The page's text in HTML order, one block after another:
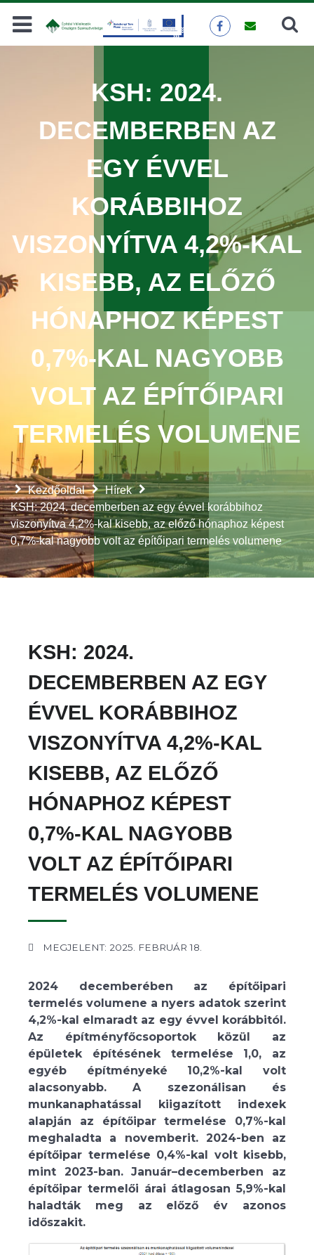
Keresés
Kezdőoldal
Hírek
KSH: 2024. decemberben az egy évvel korábbihoz
viszonyítva 4,2%-kal kisebb, az előző hónaphoz képest
0,7%-kal nagyobb volt az építőipari termelés volumene
KSH: 2024.
DECEMBERBEN AZ
EGY ÉVVEL
KORÁBBIHOZ
VISZONYÍTVA 4,2%-KAL
KISEBB, AZ ELŐZŐ
HÓNAPHOZ KÉPEST
0,7%-KAL NAGYOBB
VOLT AZ ÉPÍTŐIPARI
TERMELÉS VOLUMENE
KSH: 2024.
DECEMBERBEN AZ EGY
ÉVVEL KORÁBBIHOZ
VISZONYÍTVA 4,2%-KAL
KISEBB, AZ ELŐZŐ
HÓNAPHOZ KÉPEST
0,7%-KAL NAGYOBB
VOLT AZ ÉPÍTŐIPARI
TERMELÉS VOLUMENE
MEGJELENT: 2025. FEBRUÁR 18.
2024 decemberében az építőipari
termelés volumene a nyers adatok szerint
4,2%-kal elmaradt az egy évvel korábbitól.
Az építményfőcsoportok közül az
épületek építésének termelése 1,0, az
egyéb építményeké 10,2%-kal volt
alacsonyabb. A szezonálisan és
munkanaphatással kiigazított indexek
alapján az építőipar termelése 0,7%-kal
meghaladta a novemberit. 2024-ben az
építőipar termelése 0,4%-kal volt kisebb,
mint 2023-ban. Január–decemberben az
építőipar termelői árai átlagosan 5,9%-kal
haladták meg az előző év azonos
időszakit.